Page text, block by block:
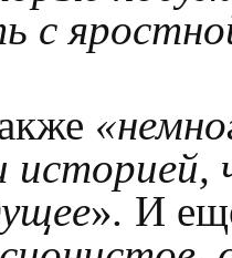
с
». И